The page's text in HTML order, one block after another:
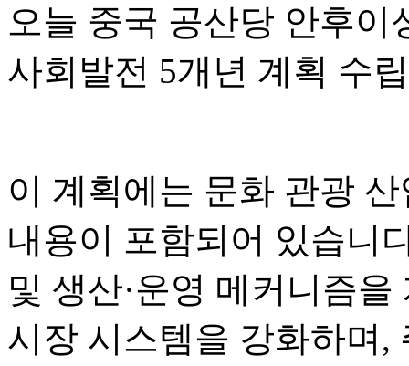
오늘 중국 공산당 안후이
사회발전 5개년 계획 수
이 계획에는 문화 관광
내용이 포함되어 있습니
및 생산·운영 메커니즘
시장 시스템을 강화하며,